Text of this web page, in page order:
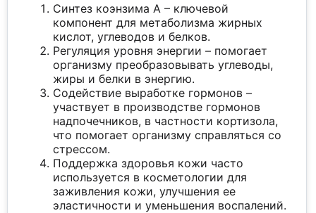
Синтез коэнзима A – ключевой
компонент для метаболизма жирных
кислот, углеводов и белков.
Регуляция уровня энергии – помогает
организму преобразовывать углеводы,
жиры и белки в энергию.
Содействие выработке гормонов –
участвует в производстве гормонов
надпочечников, в частности кортизола,
что помогает организму справляться со
стрессом.
Поддержка здоровья кожи часто
используется в косметологии для
заживления кожи, улучшения ее
эластичности и уменьшения воспалений.